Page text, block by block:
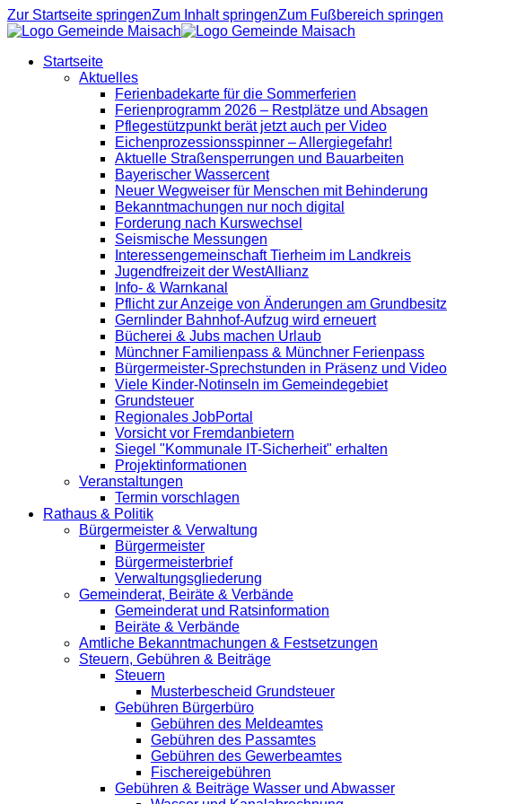
Zur Startseite springenZum Inhalt springenZum Fußbereich springen
Startseite
Aktuelles
Ferienbadekarte für die Sommerferien
Ferienprogramm 2026 – Restplätze und Absagen
Pflegestützpunkt berät jetzt auch per Video
Eichenprozessionsspinner – Allergiegefahr!
Aktuelle Straßensperrungen und Bauarbeiten
Bayerischer Wassercent
Neuer Wegweiser für Menschen mit Behinderung
Bekanntmachungen nur noch digital
Forderung nach Kurswechsel
Seismische Messungen
Interessengemeinschaft Tierheim im Landkreis
Jugendfreizeit der WestAllianz
Info- & Warnkanal
Pflicht zur Anzeige von Änderungen am Grundbesitz
Gernlinder Bahnhof-Aufzug wird erneuert
Bücherei & Jubs machen Urlaub
Münchner Familienpass & Münchner Ferienpass
Bürgermeister-Sprechstunden in Präsenz und Video
Viele Kinder-Notinseln im Gemeindegebiet
Grundsteuer
Regionales JobPortal
Vorsicht vor Fremdanbietern
Siegel "Kommunale IT-Sicherheit" erhalten
Projektinformationen
Veranstaltungen
Termin vorschlagen
Rathaus & Politik
Bürgermeister & Verwaltung
Bürgermeister
Bürgermeisterbrief
Verwaltungsgliederung
Gemeinderat, Beiräte & Verbände
Gemeinderat und Ratsinformation
Beiräte & Verbände
Amtliche Bekanntmachungen & Festsetzungen
Steuern, Gebühren & Beiträge
Steuern
Musterbescheid Grundsteuer
Gebühren Bürgerbüro
Gebühren des Meldeamtes
Gebühren des Passamtes
Gebühren des Gewerbeamtes
Fischereigebühren
Gebühren & Beiträge Wasser und Abwasser